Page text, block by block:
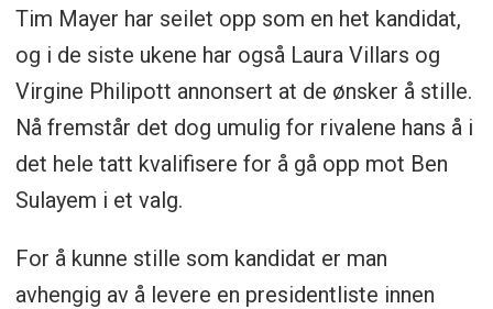
Tim Mayer har seilet opp som en het kandidat,
og i de siste ukene har også Laura Villars og
Virgine Philipott annonsert at de ønsker å stille.
Nå fremstår det dog umulig for rivalene hans å i
det hele tatt kvalifisere for å gå opp mot Ben
Sulayem i et valg.
For å kunne stille som kandidat er man
avhengig av å levere en presidentliste innen